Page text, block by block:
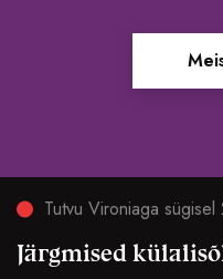
Tutvu Vironiaga
Järgmised